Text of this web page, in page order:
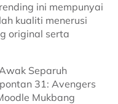
ini mempunyai
kualiti menerusi
original serta
Separuh
31: Avengers
Mukbang